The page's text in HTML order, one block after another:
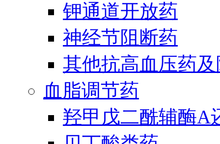
钾通道开放药
神经节阻断药
其他抗高血压药
血脂调节药
羟甲戊二酰辅酶A